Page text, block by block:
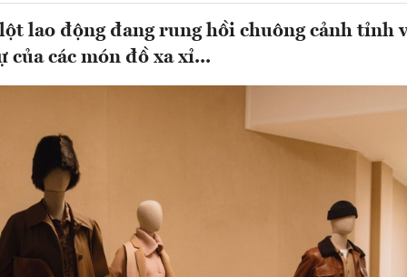
lao động đang rung hồi chuông cảnh tỉnh
của các món đồ xa xỉ...